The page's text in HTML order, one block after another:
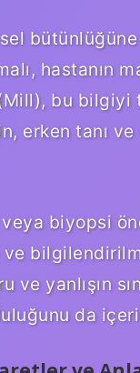
bütünlüğüne
hastanın
bu
erken tanı
biyopsi
yanlışın
da